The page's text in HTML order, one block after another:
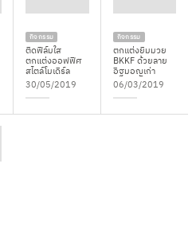
กิจกรรม
ติดฟิล์มใส
ตกแต่งออฟฟิศ
สไตล์โมเดิร์ล
30/05/2019
กิจกรรม
ตกแต่งยิมมวย
BKKF ด้วยลาย
อิฐมอญเก่า
06/03/2019